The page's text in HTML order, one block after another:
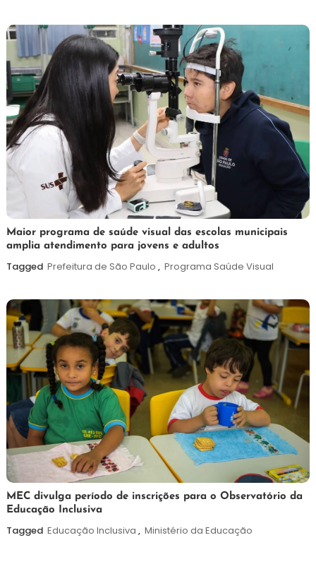
7
de
agosto
Maurilio
Maior programa de saúde visual das escolas municipais
amplia atendimento para jovens e adultos
Tagged Prefeitura de São Paulo , Programa Saúde Visual
7
de
agosto
Maurilio
MEC divulga período de inscrições para o Observatório da
Educação Inclusiva
Tagged Educação Inclusiva , Ministério da Educação